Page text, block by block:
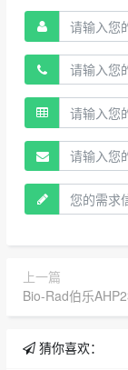
上一篇
Bio-Rad伯乐
猜你喜欢：